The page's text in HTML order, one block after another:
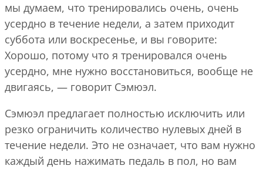
мы думаем, что тренировались очень, очень
усердно в течение недели, а затем приходит
суббота или воскресенье, и вы говорите:
Хорошо, потому что я тренировался очень
усердно, мне нужно восстановиться, вообще не
двигаясь, — говорит Сэмюэл.
Сэмюэл предлагает полностью исключить или
резко ограничить количество нулевых дней в
течение недели. Это не означает, что вам нужно
каждый день нажимать педаль в пол, но вам